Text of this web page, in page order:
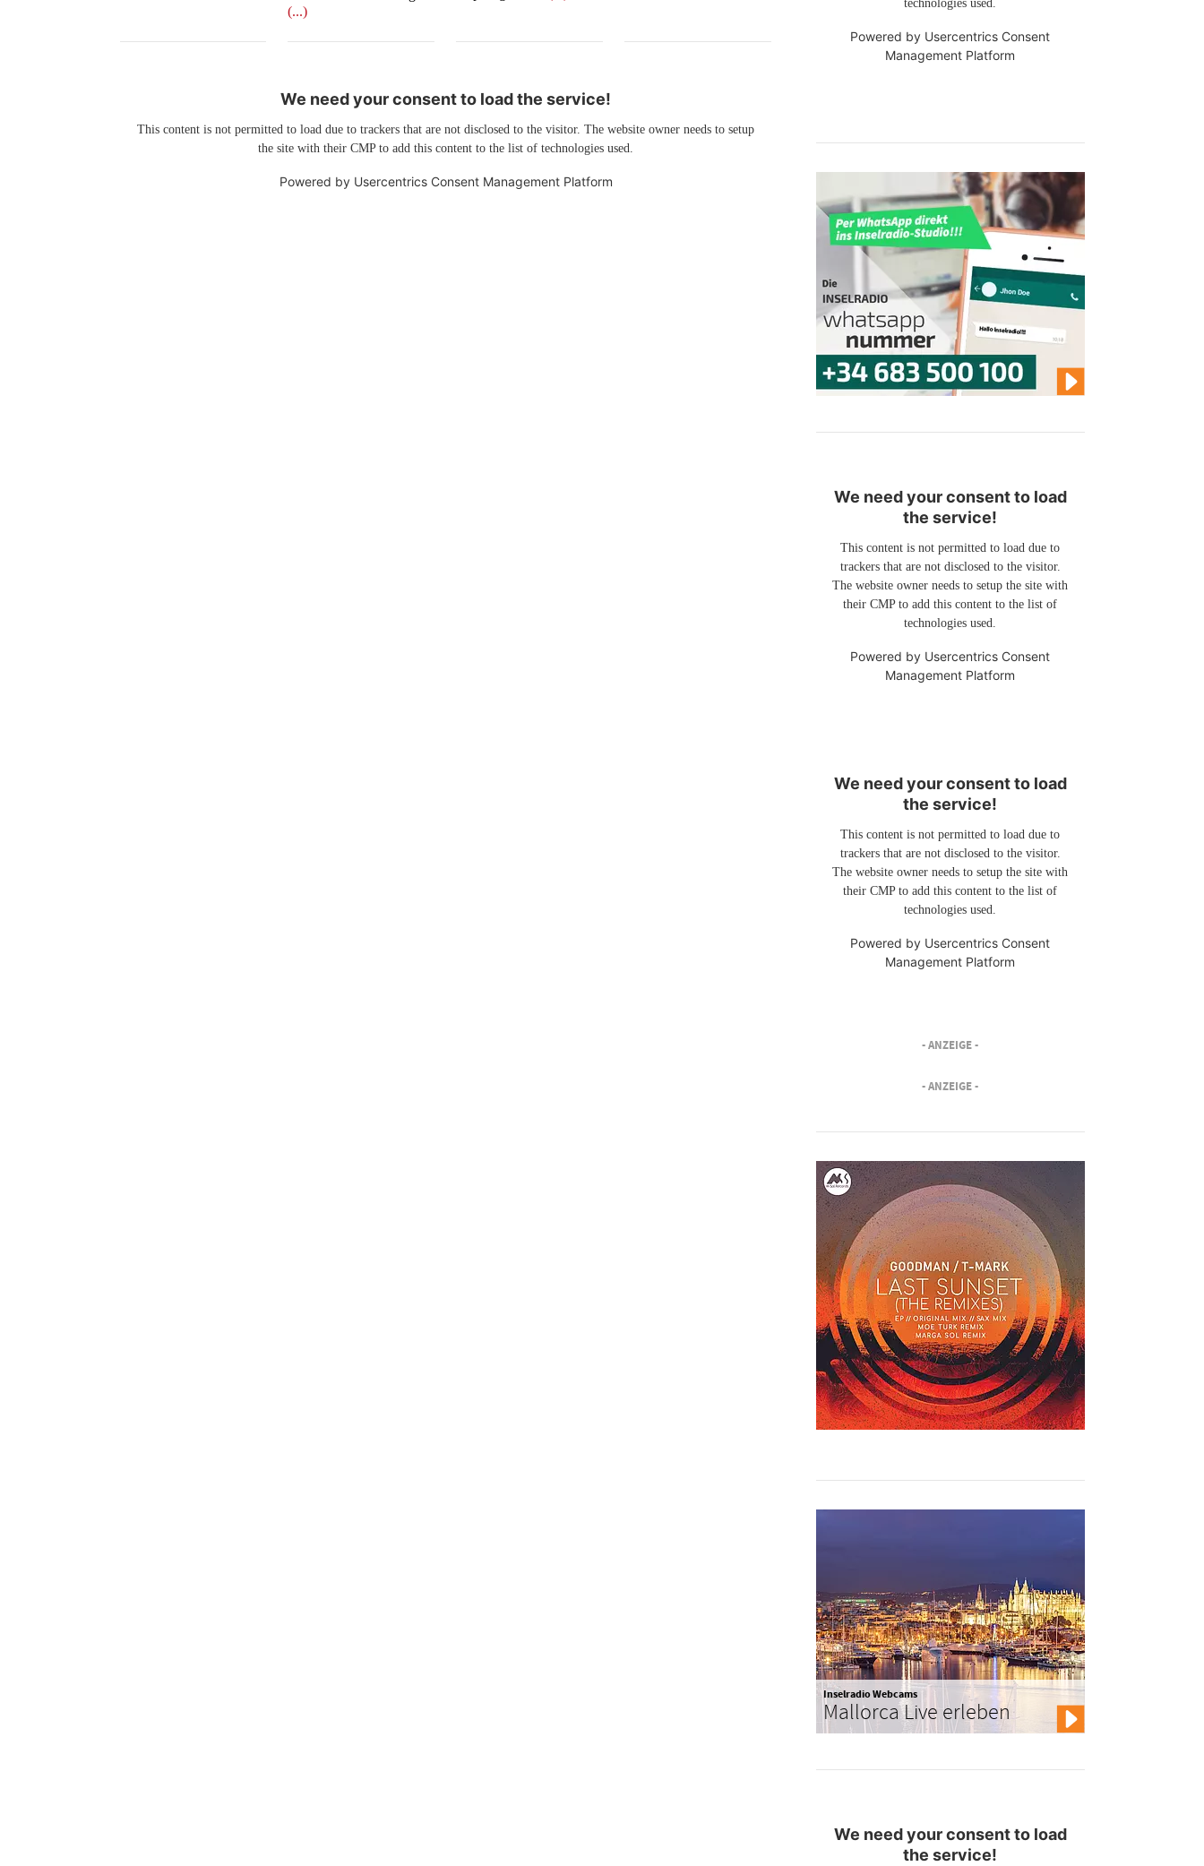
(...)
We need your consent to load the service!
This content is not permitted to load due to trackers that are not disclosed to the visitor. The website owner needs to setup
the site with their CMP to add this content to the list of technologies used.
Powered by Usercentrics Consent Management Platform
technologies used.
Powered by Usercentrics Consent
Management Platform
We need your consent to load
the service!
This content is not permitted to load due to
trackers that are not disclosed to the visitor.
The website owner needs to setup the site with
their CMP to add this content to the list of
technologies used.
Powered by Usercentrics Consent
Management Platform
We need your consent to load
the service!
This content is not permitted to load due to
trackers that are not disclosed to the visitor.
The website owner needs to setup the site with
their CMP to add this content to the list of
technologies used.
Powered by Usercentrics Consent
Management Platform
- ANZEIGE -
- ANZEIGE -
Inselradio Webcams
Mallorca Live erleben
We need your consent to load
the service!